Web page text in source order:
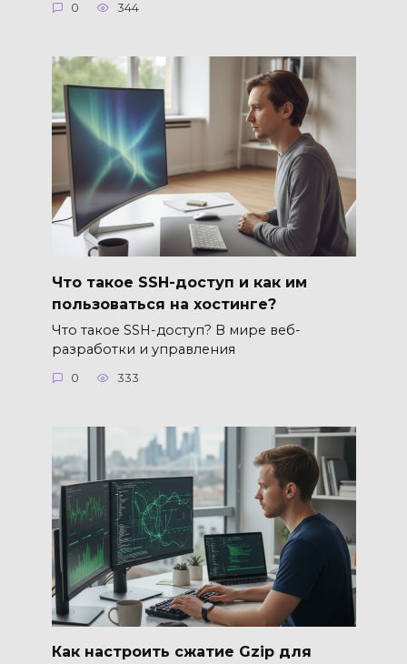
0 344
Что такое SSH-доступ и как им
пользоваться на хостинге?
Что такое SSH-доступ? В мире веб-
разработки и управления
0 333
Как настроить сжатие Gzip для